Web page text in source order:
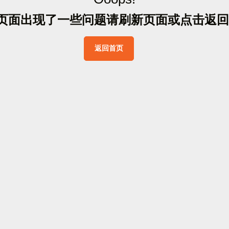
面出现了一些问题请刷新页面或点击返 回
返回首页